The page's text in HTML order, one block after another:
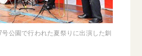
三郎先生
聖先生
作先生
『人間革命』要旨
公園で行われた夏祭りに出演した釧